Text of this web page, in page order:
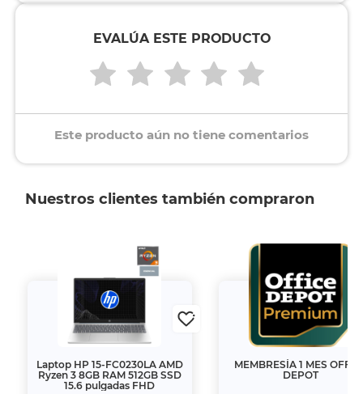
EVALÚA ESTE PRODUCTO
Este producto aún no tiene comentarios
Nuestros clientes también compraron
Laptop HP 15-FC0230LA AMD
Ryzen 3 8GB RAM 512GB SSD
15.6 pulgadas FHD
MEMBRESÍA 1 MES
DEPOT